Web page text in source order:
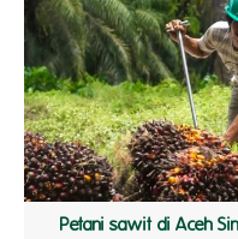
Petani sawit di Aceh